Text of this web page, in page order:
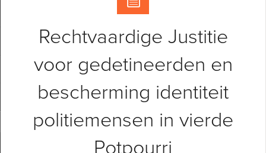
Rechtvaardige Justitie
voor gedetineerden en
bescherming identiteit
politiemensen in vierde
Potpourri